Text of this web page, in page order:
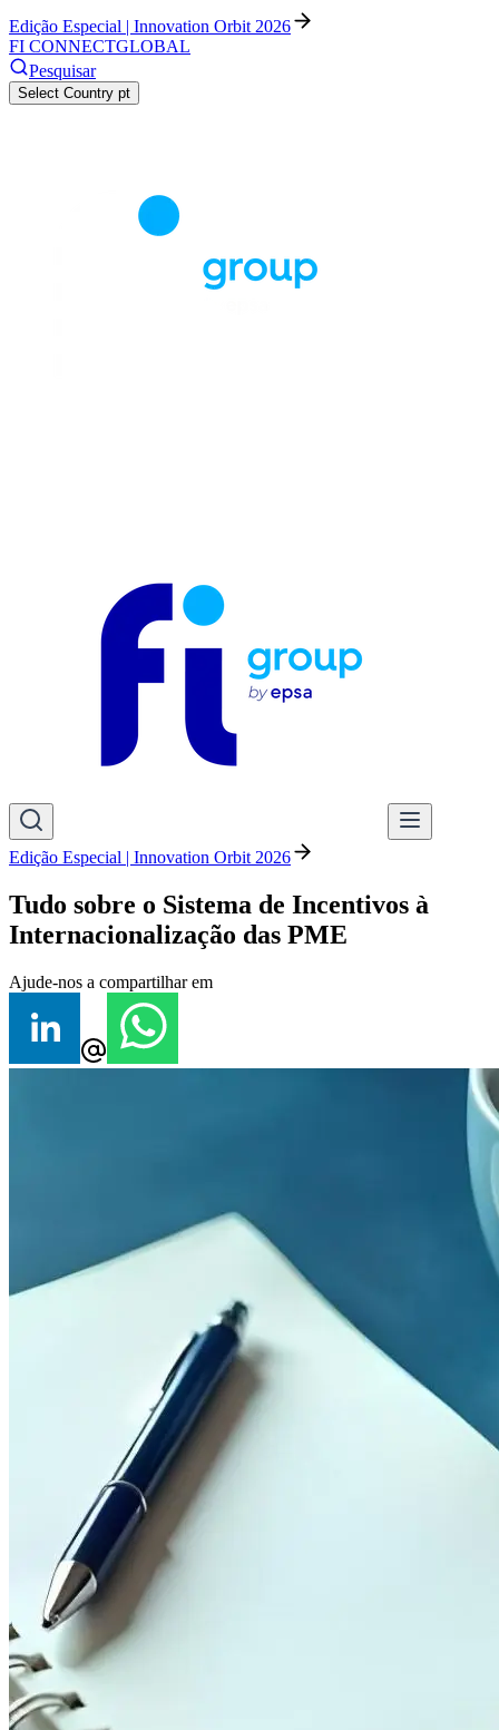
Edição Especial | Innovation Orbit 2026
FI CONNECTGLOBAL
Pesquisar
Select Country pt
Edição Especial | Innovation Orbit 2026
Tudo sobre o Sistema de Incentivos à
Internacionalização das PME
Ajude-nos a compartilhar em